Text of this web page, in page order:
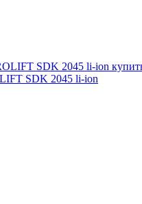
SDK 2045 li-ion